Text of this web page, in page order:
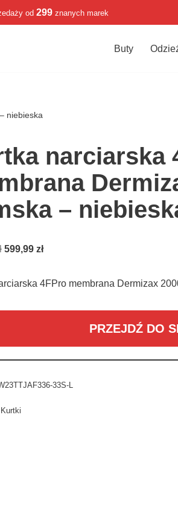
od 299 znanych marek
Buty
niebieska
narciarska
–
599,99 zł
4FPro membrana Dermizax
PRZEJDŹ DO
33S-L
Kurtki